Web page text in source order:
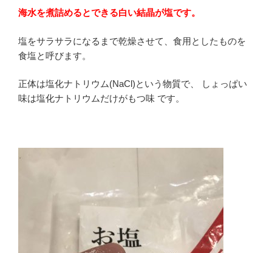
海水を煮詰めるとできる白い結晶が塩です。
塩をサラサラになるまで乾燥させて、食用としたものを
食塩と呼びます。
正体は塩化ナトリウム(NaCl)という物質で、 しょっぱい
味は塩化ナトリウムだけがもつ味 です。